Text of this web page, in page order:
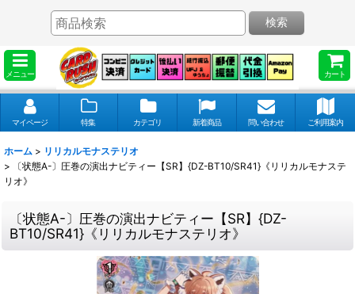
メニュー カート
検索
マイページ 特集 カテゴリ 新着商品 問い合わせ ご利用案内
ホーム > リリカルモナステリオ
>
〔状態A-〕圧巻の演出ナビティー【SR】{DZ-BT10/SR41}《リリカルモナステ
リオ》
〔状態A-〕圧巻の演出ナビティー【SR】{DZ-
BT10/SR41}《リリカルモナステリオ》